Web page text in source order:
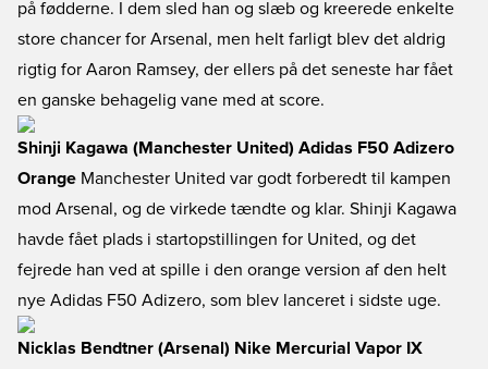
på fødderne. I dem sled han og slæb og kreerede enkelte
store chancer for Arsenal, men helt farligt blev det aldrig
rigtig for Aaron Ramsey, der ellers på det seneste har fået
en ganske behagelig vane med at score.
Shinji Kagawa (Manchester United) Adidas F50 Adizero
Orange Manchester United var godt forberedt til kampen
mod Arsenal, og de virkede tændte og klar. Shinji Kagawa
havde fået plads i startopstillingen for United, og det
fejrede han ved at spille i den orange version af den helt
nye Adidas F50 Adizero, som blev lanceret i sidste uge.
Nicklas Bendtner (Arsenal) Nike Mercurial Vapor IX